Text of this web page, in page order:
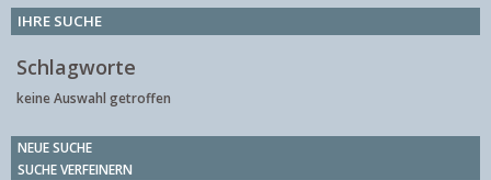
IHRE SUCHE
Schlagworte
keine Auswahl getroffen
NEUE SUCHE
SUCHE VERFEINERN